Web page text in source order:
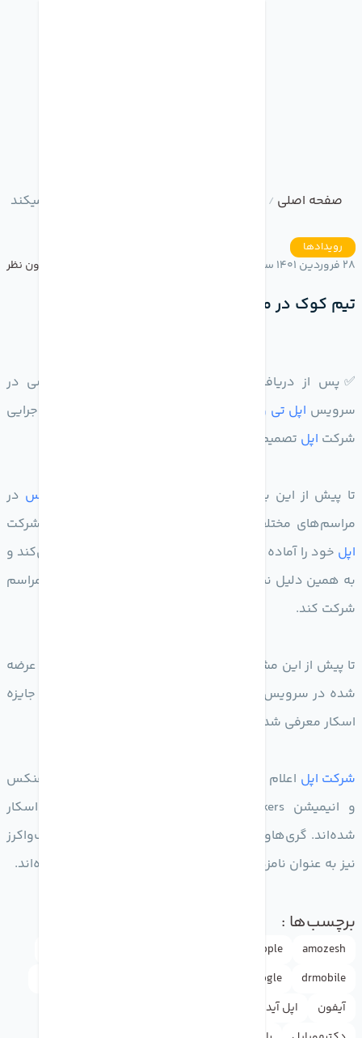
صفحه اصلی / تیم کوک در مراسم اسکار شرکت میکند
رویدادها
28 فروردین 1401 ساعت 20:27 بدون نظر
تیم کوک در مراسم اسکار شرکت میکند
✅‌‌پس از دریافت موفقیت در توسعه محتوای اختصاصی در
سرویس اپل تی وی
پلاس، تیم کوک به عنوان مدیر عامل اجرایی
شرکت اپل تصمیم به شرکت در مراسم اسکار گرفته است.
تا پیش از این برخی از محتوای اختصاصی اپل تی وی پلاس در
مراسم‌های مختلف جوایزی را دریافت کرده‌اند و حالا نیز شرکت
اپل خود را آماده رقابت با نامزدهای دریافت جایزه اسکار می‌کند و
به همین دلیل نیز مدیر
تصمیم دارد تا در این مراسم
شرکت کند.
تا پیش از این مشخص شده بود که دو عنوان از محصولات عرضه
شده در سرویس
پلاس به عنوان نامزد دریافت جایزه
اسکار معرفی شده‌اند و ممکن است از آن‌ها تجلیل شود.
شرکت اپل اعلام کرده بود که فیلم گری‌هاوند با بازی تام هنکس
و انیمیشن Wolfwalkers هر دو نامزد دریافت جایزه اسکار
شده‌اند. گری‌هاوند نامزد دریافت جایزه بهترین صدا، و ولف‌واکرز
نیز به عنوان نامزد جایزه بهترین فیلم انیمیشنی معرفی شده‌اند.
برچسب‌ها :
amozesh
Apple
drmobile
google
آیفون
اپل آیدی